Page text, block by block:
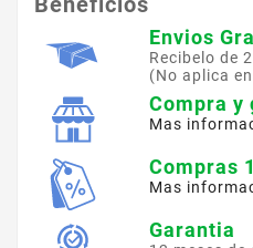
Envios
Recibelo de
(No aplica
Compra y
Mas
Compras
Mas
Garantia